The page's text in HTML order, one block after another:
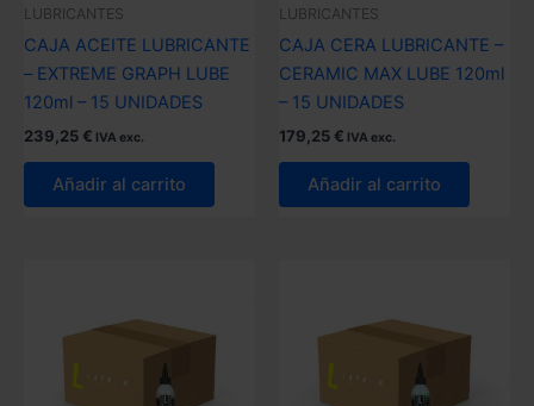
LUBRICANTES
CAJA ACEITE LUBRICANTE
– EXTREME GRAPH LUBE
120ml – 15 UNIDADES
239,25 € IVA exc.
Añadir al carrito
LUBRICANTES
CAJA CERA LUBRICANTE –
CERAMIC MAX LUBE 120ml
– 15 UNIDADES
179,25 € IVA exc.
Añadir al carrito